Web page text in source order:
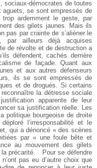
sociaux-démocrates de toutes
aguets, se sont empressés de
ardemment le geste, par
des gilets jaunes. Mais ils
pas par crainte de s’aliéner le
par ailleurs déjà acquises
de révolte et de destruction a
défendent, cachés derrière
de façade. Quant aux
et aux autres défenseurs
ils se sont empressés de
et de drogués. Si certains
la détresse sociale
apparente de leur
sa justification réelle. Les
politique bourgeoise de droite
l’irresponsabilité et le
qui a dénoncé « des scènes
par « une foule bête et
au mouvement des gilets
précarité.
Pour se défendre
pas eu d’autre choix que